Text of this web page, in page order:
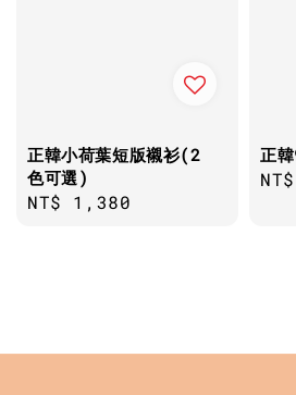
正韓小荷葉短版襯衫(2
色可選)
Regular
NT$ 1,380
正